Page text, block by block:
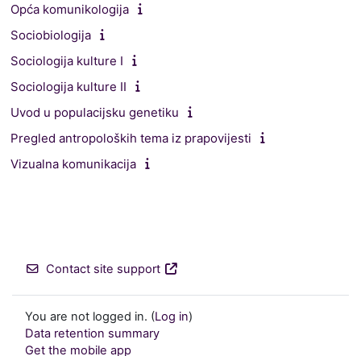
Opća komunikologija
Sociobiologija
Sociologija kulture I
Sociologija kulture II
Uvod u populacijsku genetiku
Pregled antropoloških tema iz prapovijesti
Vizualna komunikacija
Contact site support
You are not logged in. (Log in)
Data retention summary
Get the mobile app